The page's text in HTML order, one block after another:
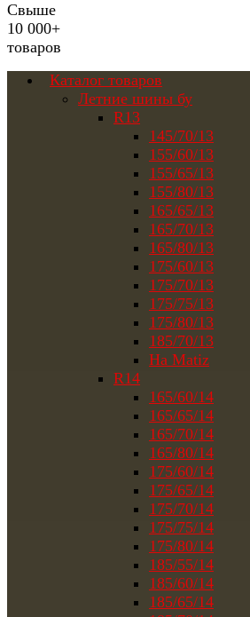
Свыше
10 000+
товаров
Каталог товаров
Летние шины бу
R13
145/70/13
155/60/13
155/65/13
155/80/13
165/65/13
165/70/13
165/80/13
175/60/13
175/70/13
175/75/13
175/80/13
185/70/13
На Matiz
R14
165/60/14
165/65/14
165/70/14
165/80/14
175/60/14
175/65/14
175/70/14
175/75/14
175/80/14
185/55/14
185/60/14
185/65/14